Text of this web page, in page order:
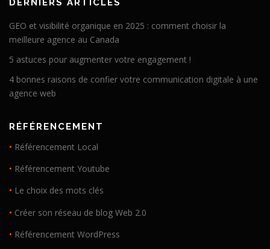
DERNIERS ARTICLES
GEO et visibilité organique en 2025 : comment choisir la
meilleure agence au Canada
5 astuces pour augmenter votre engagement !
4 bonnes raisons de confier votre communication digitale à une
agence web
RÉFÉRENCEMENT
• Référencement Local
• Référencement Youtube
• Le choix des mots clés
• Créer son réseau de blog Web 2.0
• Référencement WordPress